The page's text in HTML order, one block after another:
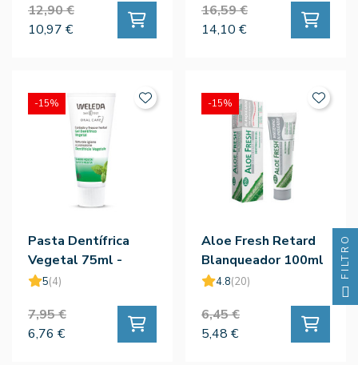
12,90 €
10,97 €
16,59 €
14,10 €
Pasta Dentífrica
Vegetal 75ml -
Weleda
5(4)
7,95 €
6,76 €
-15%
Aloe Fresh Retard
Blanqueador 100ml
4.8(20)
6,45 €
5,48 €
-15%
FILTRO